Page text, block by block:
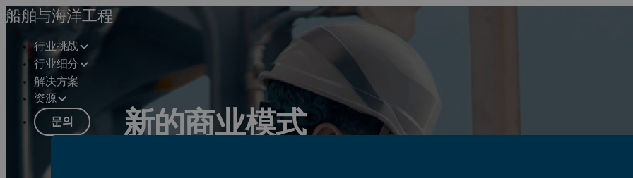
船舶与海洋工程
行业挑战
行业细分
解决方案
资源
문의 新的商业模式